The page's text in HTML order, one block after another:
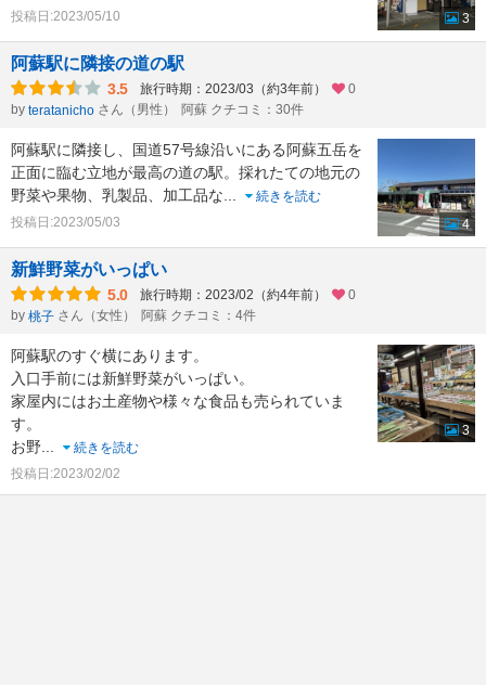
投稿日:2023/05/10
3
阿蘇駅に隣接の道の駅
3.5 旅行時期：2023/03（約3年前）
0
by teratanicho さん（男性） 阿蘇 クチコミ：30件
阿蘇駅に隣接し、国道57号線沿いにある阿蘇五岳を
正面に臨む立地が最高の道の駅。採れたての地元の
野菜や果物、乳製品、加工品な...
続きを読む
投稿日:2023/05/03
4
新鮮野菜がいっぱい
5.0 旅行時期：2023/02（約4年前）
0
by 桃子 さん（女性） 阿蘇 クチコミ：4件
阿蘇駅のすぐ横にあります。
入口手前には新鮮野菜がいっぱい。
家屋内にはお土産物や様々な食品も売られていま
す。
お野...
続きを読む
投稿日:2023/02/02
3